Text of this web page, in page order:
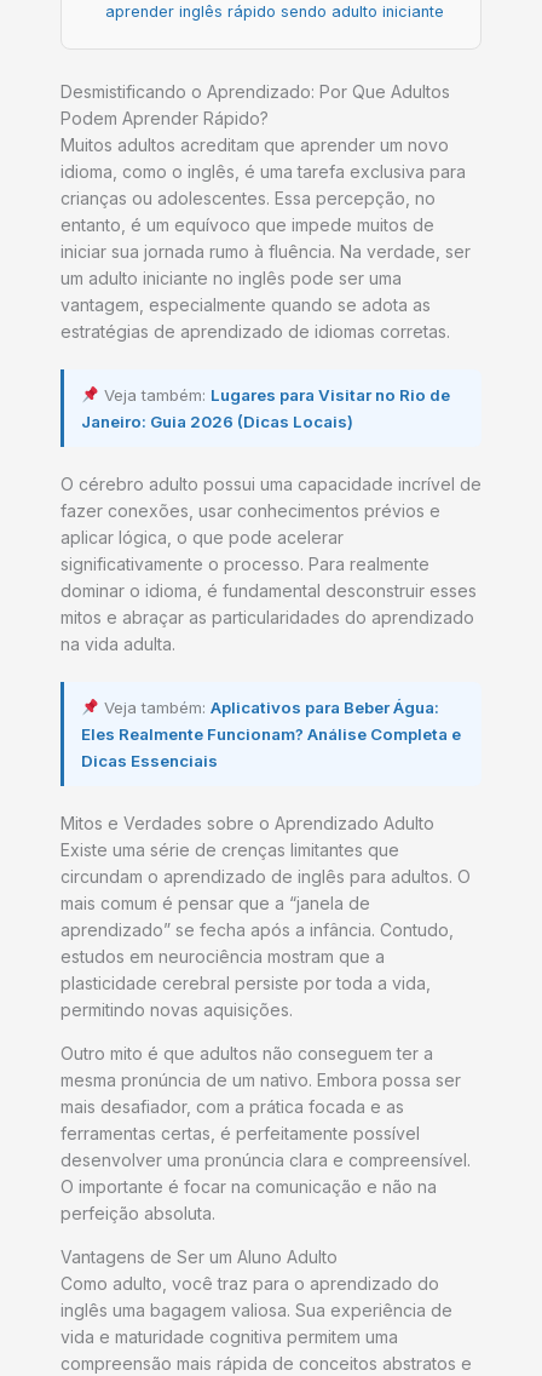
aprender inglês rápido sendo adulto iniciante
Desmistificando o Aprendizado: Por Que Adultos
Podem Aprender Rápido?
Muitos adultos acreditam que aprender um novo
idioma, como o inglês, é uma tarefa exclusiva para
crianças ou adolescentes. Essa percepção, no
entanto, é um equívoco que impede muitos de
iniciar sua jornada rumo à fluência. Na verdade, ser
um adulto iniciante no inglês pode ser uma
vantagem, especialmente quando se adota as
estratégias de aprendizado de idiomas corretas.
Veja também: Lugares para Visitar no Rio de
Janeiro: Guia 2026 (Dicas Locais)
O cérebro adulto possui uma capacidade incrível de
fazer conexões, usar conhecimentos prévios e
aplicar lógica, o que pode acelerar
significativamente o processo. Para realmente
dominar o idioma, é fundamental desconstruir esses
mitos e abraçar as particularidades do aprendizado
na vida adulta.
Veja também:Aplicativos para Beber Água:
Eles Realmente Funcionam? Análise Completa e
Dicas Essenciais
Mitos e Verdades sobre o Aprendizado Adulto
Existe uma série de crenças limitantes que
circundam o aprendizado de inglês para adultos. O
mais comum é pensar que a “janela de
aprendizado” se fecha após a infância. Contudo,
estudos em neurociência mostram que a
plasticidade cerebral persiste por toda a vida,
permitindo novas aquisições.
Outro mito é que adultos não conseguem ter a
mesma pronúncia de um nativo. Embora possa ser
mais desafiador, com a prática focada e as
ferramentas certas, é perfeitamente possível
desenvolver uma pronúncia clara e compreensível.
O importante é focar na comunicação e não na
perfeição absoluta.
Vantagens de Ser um Aluno Adulto
Como adulto, você traz para o aprendizado do
inglês uma bagagem valiosa. Sua experiência de
vida e maturidade cognitiva permitem uma
compreensão mais rápida de conceitos abstratos e